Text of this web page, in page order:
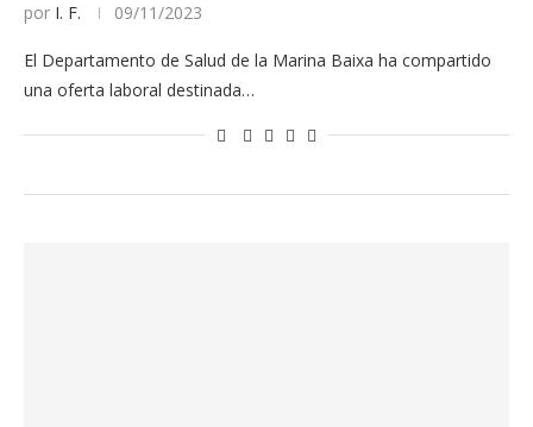
por I. F. 09/11/2023
El Departamento de Salud de la Marina Baixa ha compartido
una oferta laboral destinada…